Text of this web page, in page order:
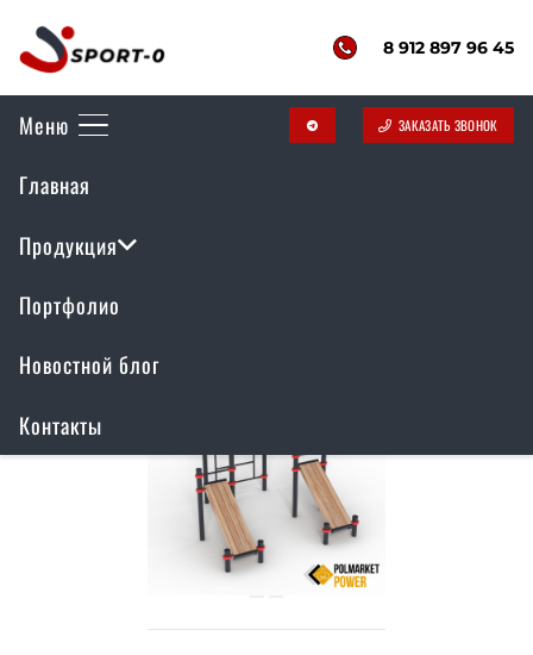
8 912 897 96 45
Меню
Главная
Продукция
Портфолио
Новостной блог
Контакты
telegram ЗАКАЗАТЬ ЗВОНОК
Спортивные площадки